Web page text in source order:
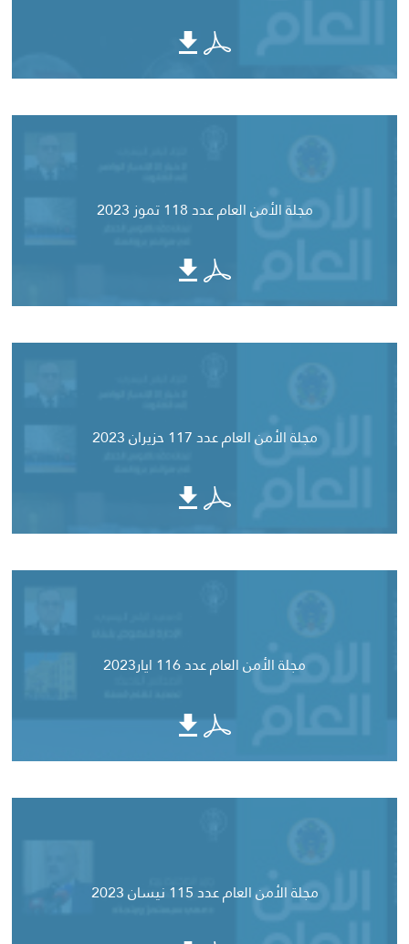
مجلة الأمن العام عدد 118 تموز 2023
مجلة الأمن العام عدد 117 حزيران 2023
مجلة الأمن العام عدد 116 ايار2023
مجلة الأمن العام عدد 115 نيسان 2023